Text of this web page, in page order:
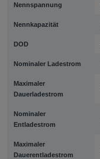
Nennspannung
Nennkapazität
DOD
Nominaler Ladestrom
Maximaler
Dauerladestrom
Nominaler
Entladestrom
Maximaler
Dauerentladestrom